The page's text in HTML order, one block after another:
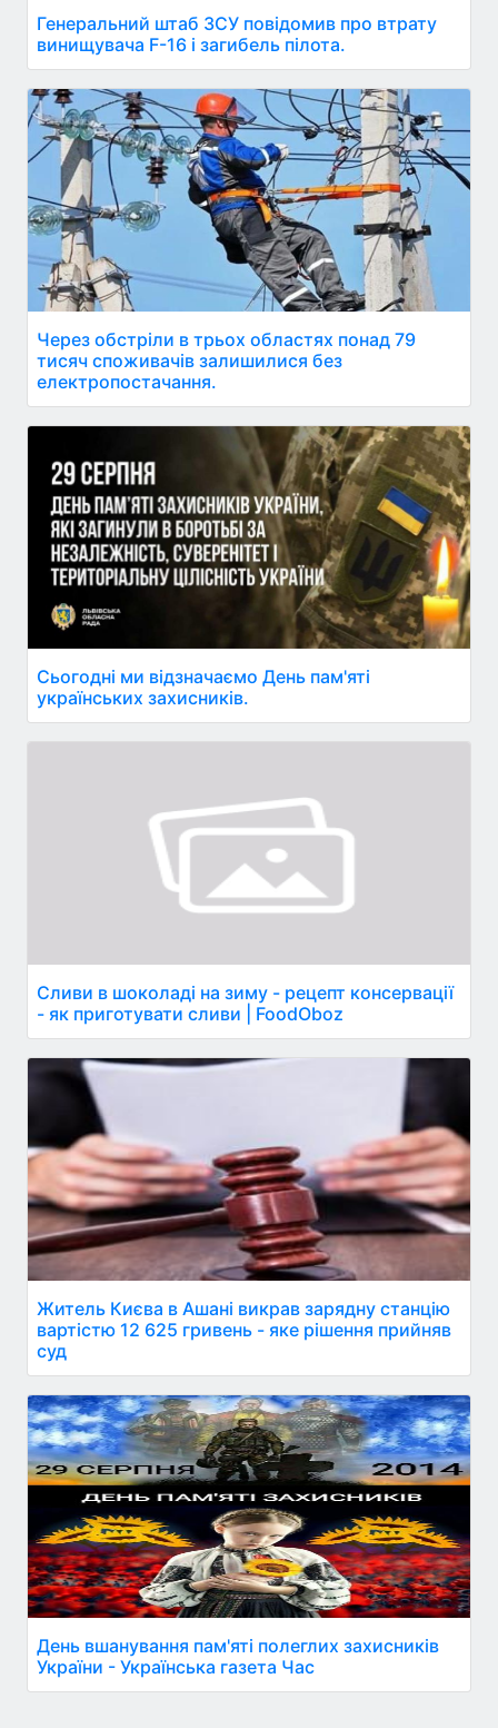
Генеральний штаб ЗСУ повідомив про втрату
винищувача F-16 і загибель пілота.
Через обстріли в трьох областях понад 79
тисяч споживачів залишилися без
електропостачання.
Сьогодні ми відзначаємо День пам'яті
українських захисників.
Сливи в шоколаді на зиму - рецепт консервації
- як приготувати сливи | FoodOboz
Житель Києва в Ашані викрав зарядну станцію
вартістю 12 625 гривень - яке рішення прийняв
суд
День вшанування пам'яті полеглих захисників
України - Українська газета Час